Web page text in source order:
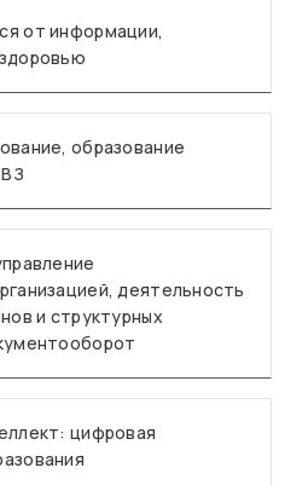
от информации,
образование
деятельность
и структурных
цифровая